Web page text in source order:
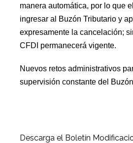
manera automática, por lo que
ingresar al Buzón Tributario y
expresamente la cancelación;
CFDI permanecerá vigente.
Nuevos retos administrativos
supervisión constante del
Descarga el Boletín